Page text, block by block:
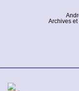
Archives